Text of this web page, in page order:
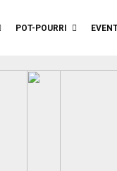
POT-POURRI